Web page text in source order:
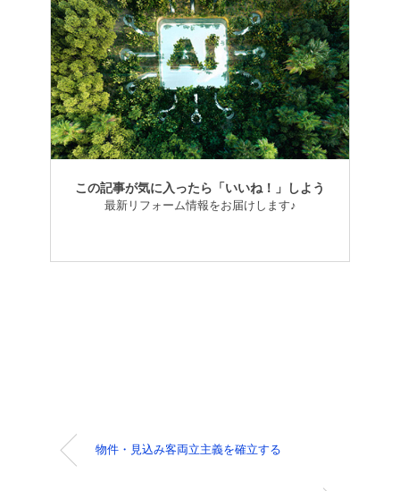
この記事が気に入ったら「いいね！」しよう
最新リフォーム情報をお届けします♪
物件・見込み客両立主義を確立する